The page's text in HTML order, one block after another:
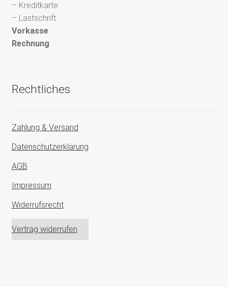
– Kreditkarte
– Lastschrift
Vorkasse
Rechnung
Rechtliches
Zahlung & Versand
Datenschutzerklärung
AGB
Impressum
Widerrufsrecht
Vertrag widerrufen